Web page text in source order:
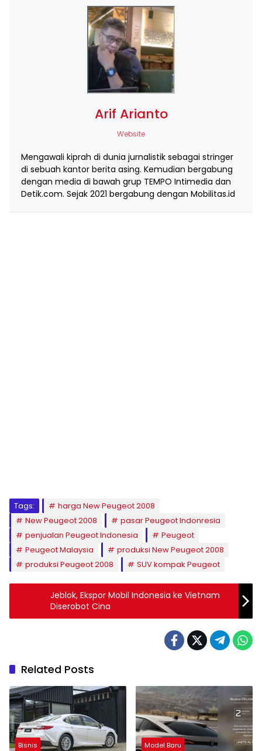
Arif Arianto
Website
Mengawali kiprah di dunia jurnalistik sebagai stringer
di sebuah kantor berita asing. Kemudian bergabung
dengan media di bawah grup TEMPO Intimedia dan
Detik.com. Sejak 2021 bergabung dengan Mobilitas.id
Tags:
harga New Peugeot 2008
New Peugeot 2008
pasar Peugeot Indonresia
penjualan Peugeot Indonesia
Peugeot
Peugeot Malaysia
produksi New Peugeot 2008
produksi Peugeot 2008
SUV kompak Peugeot
Jeblok, Ekspor Mobil Indonesia ke Vietnam
Diserobot Cina
Related Posts
Bisnis Model Baru